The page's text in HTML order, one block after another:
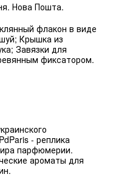
Нова Пошта.
флакон в виде
Крышка из
Завязки для
фиксатором.
- реплика
парфюмерии.
ароматы для